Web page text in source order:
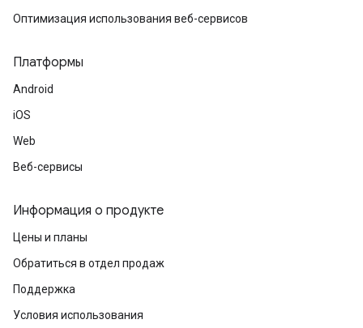
Оптимизация использования веб-сервисов
Платформы
Android
iOS
Web
Веб-сервисы
Информация о продукте
Цены и планы
Обратиться в отдел продаж
Поддержка
Условия использования